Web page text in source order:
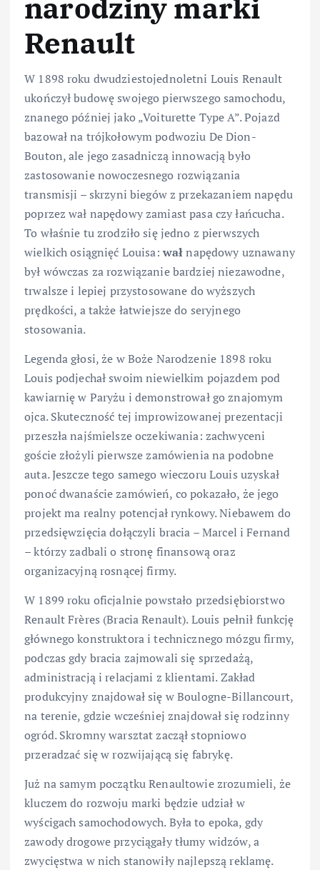
narodziny marki
Renault
W 1898 roku dwudziestojednoletni Louis Renault
ukończył budowę swojego pierwszego samochodu,
znanego później jako „Voiturette Type A”. Pojazd
bazował na trójkołowym podwoziu De Dion-
Bouton, ale jego zasadniczą innowacją było
zastosowanie nowoczesnego rozwiązania
transmisji – skrzyni biegów z przekazaniem napędu
poprzez wał napędowy zamiast pasa czy łańcucha.
To właśnie tu zrodziło się jedno z pierwszych
wielkich osiągnięć Louisa:wałnapędowy uznawany
był wówczas za rozwiązanie bardziej niezawodne,
trwalsze i lepiej przystosowane do wyższych
prędkości, a także łatwiejsze do seryjnego
stosowania.
Legenda głosi, że w Boże Narodzenie 1898 roku
Louis podjechał swoim niewielkim pojazdem pod
kawiarnię w Paryżu i demonstrował go znajomym
ojca. Skuteczność tej improwizowanej prezentacji
przeszła najśmielsze oczekiwania: zachwyceni
goście złożyli pierwsze zamówienia na podobne
auta. Jeszcze tego samego wieczoru Louis uzyskał
ponoć dwanaście zamówień, co pokazało, że jego
projekt ma realny potencjał rynkowy. Niebawem do
przedsięwzięcia dołączyli bracia – Marcel i Fernand
– którzy zadbali o stronę finansową oraz
organizacyjną rosnącej firmy.
W 1899 roku oficjalnie powstało przedsiębiorstwo
Renault Frères (Bracia Renault). Louis pełnił funkcję
głównego konstruktora i technicznego mózgu firmy,
podczas gdy bracia zajmowali się sprzedażą,
administracją i relacjami z klientami. Zakład
produkcyjny znajdował się w Boulogne-Billancourt,
na terenie, gdzie wcześniej znajdował się rodzinny
ogród. Skromny warsztat zaczął stopniowo
przeradzać się w rozwijającą się fabrykę.
Już na samym początku Renaultowie zrozumieli, że
kluczem do rozwoju marki będzie udział w
wyścigach samochodowych. Była to epoka, gdy
zawody drogowe przyciągały tłumy widzów, a
zwycięstwa w nich stanowiły najlepszą reklamę.